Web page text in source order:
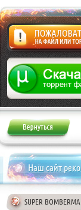
Жалоба
Наш сайт
SUPER